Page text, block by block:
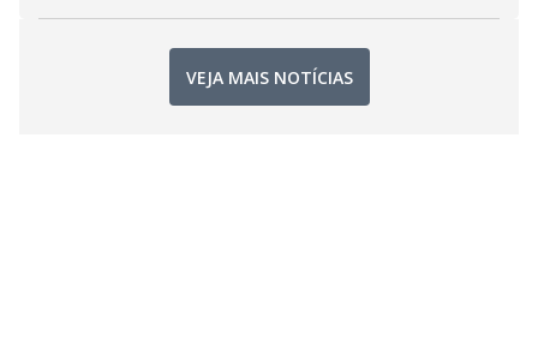
VEJA MAIS NOTÍCIAS